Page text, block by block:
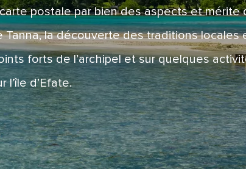
postale par bien des aspects et mérite
la découverte des traditions locales
forts de l’archipel et sur quelques
l’île d’Efate.